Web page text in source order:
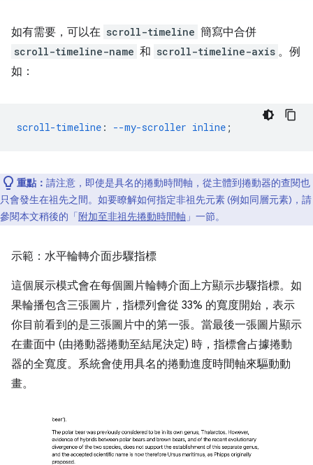
如有需要，可以在 scroll-timeline 簡寫中合併
scroll-timeline-name 和 scroll-timeline-axis 。例
如：
scroll-timeline : --my-scroller inline ;
重點： 請注意，即使是具名的捲動時間軸，從主體到捲動器的查閱也
只會發生在祖先之間。如要瞭解如何指定非祖先元素 (例如同層元素)，請
參閱本文稍後的「附加至非祖先捲動時間軸 」一節。
示範：水平輪轉介面步驟指標
這個展示模式會在每個圖片輪轉介面上方顯示步驟指標。如
果輪播包含三張圖片，指標列會從 33% 的寬度開始，表示
你目前看到的是三張圖片中的第一張。當最後一張圖片顯示
在畫面中 (由捲動器捲動至結尾決定) 時，指標會占據捲動
器的全寬度。系統會使用具名的捲動進度時間軸來驅動動
畫。